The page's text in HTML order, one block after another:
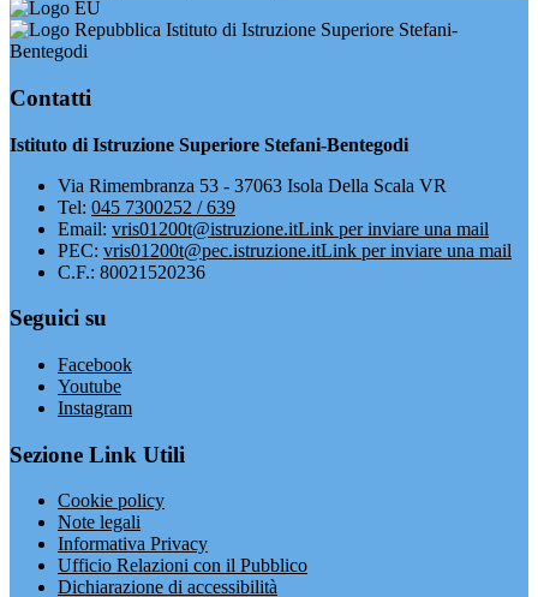
Istituto di Istruzione Superiore Stefani-
Bentegodi
Contatti
Istituto di Istruzione Superiore Stefani-Bentegodi
Via Rimembranza 53 - 37063 Isola Della Scala VR
Tel: 045 7300252 / 639
Email: vris01200t@istruzione.itLink per inviare una mail
PEC: vris01200t@pec.istruzione.itLink per inviare una mail
C.F.: 80021520236
Seguici su
Facebook
Youtube
Instagram
Sezione Link Utili
Cookie policy
Note legali
Informativa Privacy
Ufficio Relazioni con il Pubblico
Dichiarazione di accessibilità